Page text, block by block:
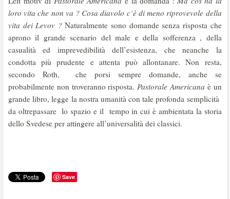
loro vita che non va ? Cosa diavolo c’è di meno riprovevole della
vita dei Levov ?Naturalmente sono domande senza risposta che
aprono il grande scenario del male e della sofferenza , della
casualità ed imprevedibilità dell’esistenza, che neanche la
condotta più prudente e attenta può allontanare. Non resta,
secondo Roth, che porsi sempre domande, anche se
probabilmente non troveranno risposta.Pastorale Americana è un
grande libro, legge la nostra umanità con tale profonda semplicità
da oltrepassare lo spazio e il tempo in cui è ambientata la storia
dello Svedese per attingere all’universalità dei classici.
Save